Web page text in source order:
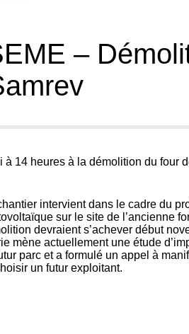
–
à 14 heures à la démolition du four
intervient dans le cadre du
sur le site de l’ancienne
devraient s’achever début
mène actuellement une étude
parc et a formulé un appel à
un futur exploitant.